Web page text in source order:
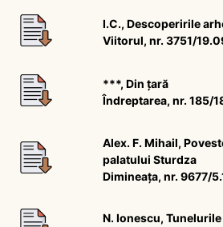
I.C., Descoperirile
Viitorul, nr. 3751/
***, Din țară
Îndreptarea, nr. 185/
Alex. F. Mihail,
palatului Sturdza
Dimineața, nr. 9677/
N. Ionescu,